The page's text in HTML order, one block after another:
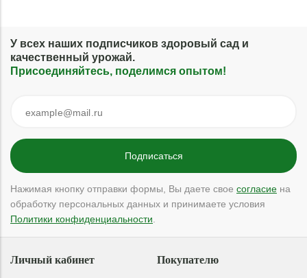
У всех наших подписчиков здоровый сад и
качественный урожай.
Присоединяйтесь, поделимся опытом!
Нажимая кнопку отправки формы, Вы даете свое согласие на
обработку персональных данных и принимаете условия
Политики конфиденциальности
Покупателю
Личный кабинет